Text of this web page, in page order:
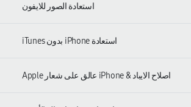
استعادة الصور للايفون
استعادة iPhone بدون iTunes
اصلاح الايباد & iPhone عالق على شعار Apple